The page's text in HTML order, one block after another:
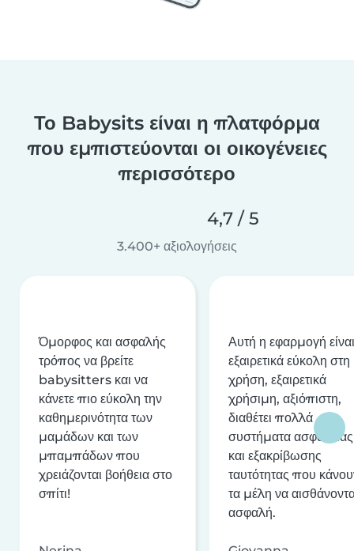
Το Babysits είναι η πλατφόρμα
που εμπιστεύονται οι οικογένειες
περισσότερο
4,7 / 5
3.400+ αξιολογήσεις
Όμορφος και ασφαλής
τρόπος να βρείτε
babysitters και να
κάνετε πιο εύκολη την
καθημερινότητα των
μαμάδων και των
μπαμπάδων που
χρειάζονται βοήθεια στο
σπίτι!
Αυτή η εφαρμογή είναι
εξαιρετικά εύκολη στη
χρήση, εξαιρετικά
χρήσιμη, αξιόπιστη,
διαθέτει πολλά
συστήματα ασφαλείας
και εξακρίβωσης
ταυτότητας που
τα μέλη να
ασφαλή.